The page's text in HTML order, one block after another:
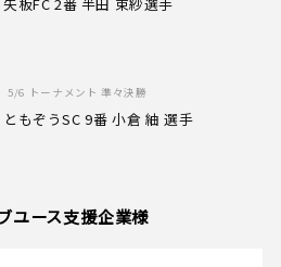
5/6 トーナメント 準々決勝
ともぞうSC 9番 小倉 紬 選手
ユース支援企業様